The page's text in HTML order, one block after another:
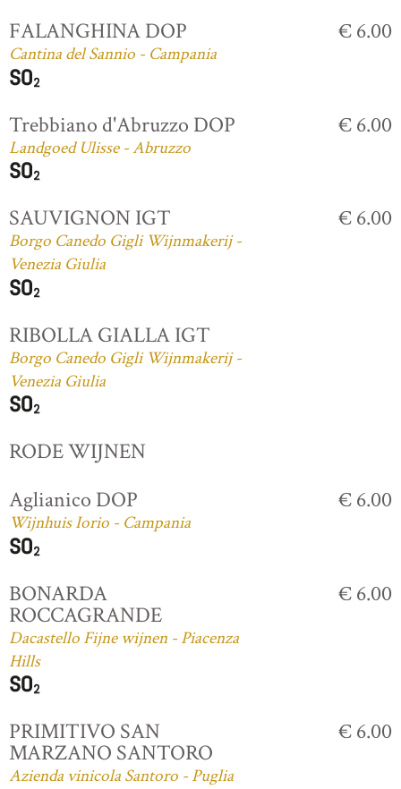
FALANGHINA DOP
Cantina del Sannio - Campania
€ 6.00
Trebbiano d'Abruzzo DOP
Landgoed Ulisse - Abruzzo
€ 6.00
SAUVIGNON IGT
Borgo Canedo Gigli Wijnmakerij -
Venezia Giulia
€ 6.00
RIBOLLA GIALLA IGT
Borgo Canedo Gigli Wijnmakerij -
Venezia Giulia
RODE WIJNEN
Aglianico DOP
Wijnhuis Iorio - Campania
€ 6.00
BONARDA
ROCCAGRANDE
Dacastello Fijne wijnen - Piacenza
Hills
€ 6.00
PRIMITIVO SAN
MARZANO SANTORO
Azienda vinicola Santoro - Puglia
€ 6.00